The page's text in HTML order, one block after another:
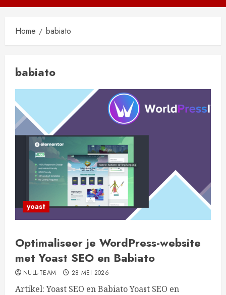
menu
Home babiato
babiato
yoast
Optimaliseer je WordPress-website
met Yoast SEO en Babiato
NULL-TEAM 28 MEI 2026
Artikel: Yoast SEO en Babiato Yoast SEO en